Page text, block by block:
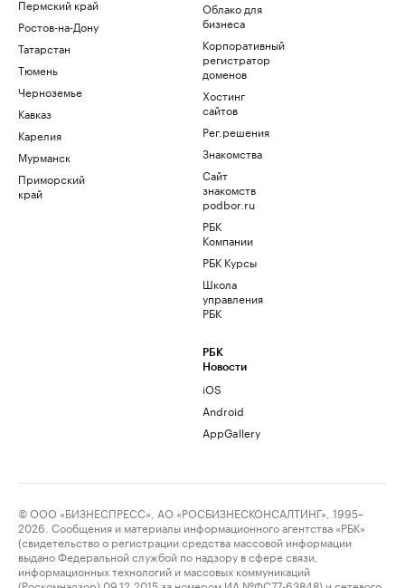
Пермский край
Ростов-на-Дону
Татарстан
Тюмень
Черноземье
Кавказ
Карелия
Мурманск
Приморский
край
Облако для
бизнеса
Корпоративный
регистратор
доменов
Хостинг
сайтов
Рег.решения
Знакомства
Сайт
знакомств
podbor.ru
РБК
Компании
РБК Курсы
Школа
управления
РБК
РБК
Новости
iOS
Android
AppGallery
© ООО «БИЗНЕСПРЕСС», АО «РОСБИЗНЕСКОНСАЛТИНГ», 1995–
2026. Сообщения и материалы информационного агентства «РБК»
(свидетельство о регистрации средства массовой информации
выдано Федеральной службой по надзору в сфере связи,
информационных технологий и массовых коммуникаций